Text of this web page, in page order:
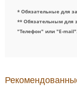
* Обязательные для
** Обязательным для
"Телефон" или "E-mail".